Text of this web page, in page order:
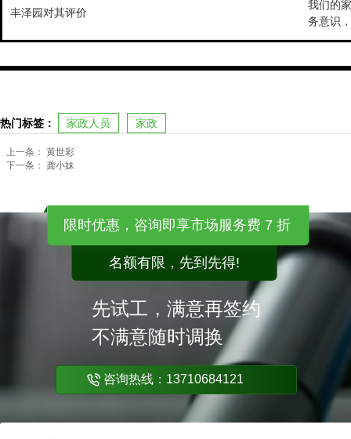
丰泽园对其评价
我们的
务意识
热门标签： 家政人员 家政
上一条： 黄世彩
下一条： 龚小妹
限时优惠，咨询即享市场服务费 7 折
名额有限，先到先得!
先试工，满意再签约
不满意随时调换
咨询热线：13710684121